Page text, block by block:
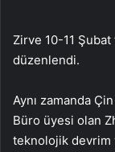
Zirve 10-11 Şubat
düzenlendi.
Aynı zamanda
Büro üyesi olan
teknolojik devrim